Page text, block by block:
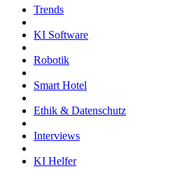
Trends
KI Software
Robotik
Smart Hotel
Ethik & Datenschutz
Interviews
KI Helfer